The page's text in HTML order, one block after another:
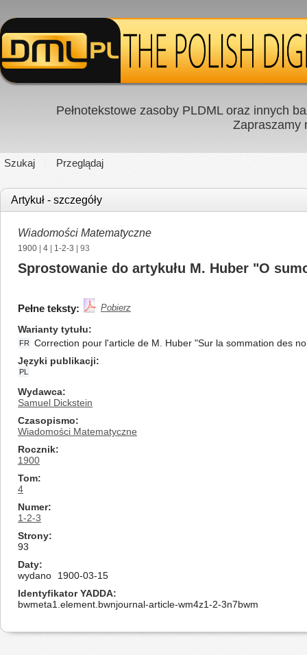
Pełnotekstowe zasoby PLDML oraz innych
Zapraszamy
Szukaj Przeglądaj
Artykuł - szczegóły
Wiadomości Matematyczne
1900 4 1-2-3 | 93
Sprostowanie do artykułu M. Huber "O
Pełne teksty: Pobierz
Warianty tytułu
FR
Correction pour l'article de M. Huber "Sur la sommation des
Języki publikacji
PL
Wydawca
Samuel Dickstein
Czasopismo
Wiadomości Matematyczne
Rocznik
1900
Tom
4
Numer
1-2-3
Strony
93
Daty
wydano
1900-03-15
Identyfikator YADDA
bwmeta1.element.bwnjournal-article-wm4z1-2-3n7bwm